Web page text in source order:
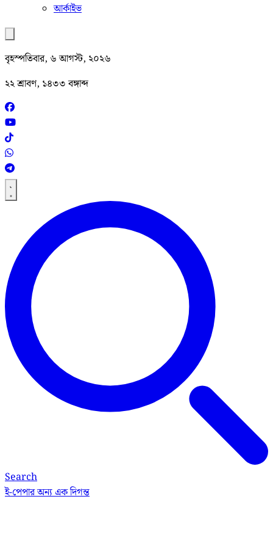
আর্কাইভ
বৃহস্পতিবার, ৬ আগস্ট, ২০২৬
২২ শ্রাবণ, ১৪৩৩ বঙ্গাব্দ
Search
ই-পেপারঅন্য এক দিগন্ত